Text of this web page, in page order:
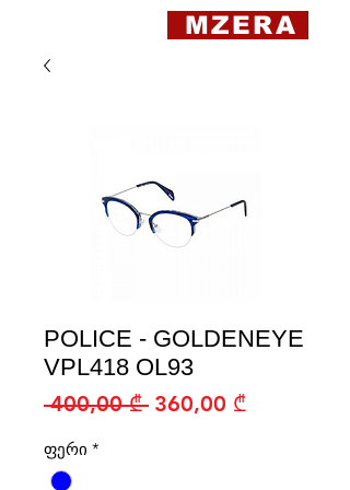
MZERA
POLICE - GOLDENEYE
VPL418 OL93
400,00 ₾ Regular
360,00 ₾Sale
ფერი *